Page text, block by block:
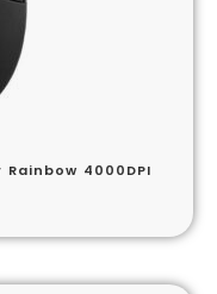
4000DPI